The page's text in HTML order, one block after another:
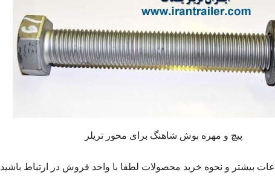
پیچ و مهره بوش شاهنگ برای محور تریلر
بیشتر و نحوه خرید محصولات لطفا با واحد فروش در ارتباط باشید